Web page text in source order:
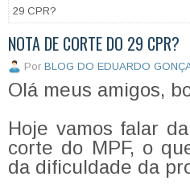
29 CPR?
NOTA DE CORTE DO 29 CPR?
Por BLOG DO EDUARDO
Olá meus amigos,
Hoje vamos falar
corte do MPF, o
da dificuldade da